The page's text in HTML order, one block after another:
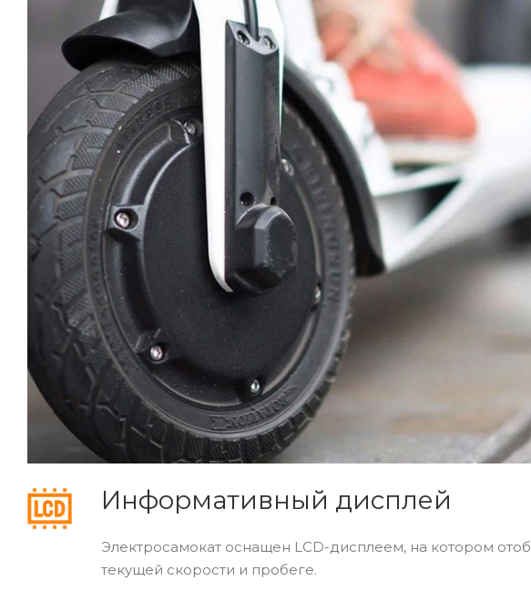
Информативный дисплей
Электросамокат оснащен LCD-дисплеем, на котором
текущей скорости и пробеге.